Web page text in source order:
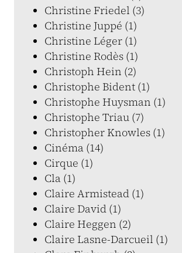
Christine Friedel (3)
Christine Juppé (1)
Christine Léger (1)
Christine Rodès (1)
Christoph Hein (2)
Christophe Bident (1)
Christophe Huysman (1)
Christophe Triau (7)
Christopher Knowles (1)
Cinéma (14)
Cirque (1)
Cla (1)
Claire Armistead (1)
Claire David (1)
Claire Heggen (2)
Claire Lasne-Darcueil (1)